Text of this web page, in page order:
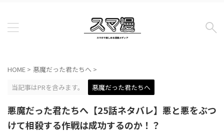
HOME > 悪魔だった君たちへ >
当記事はPRを含みます。
悪魔だった君たちへ
悪魔だった君たちへ【25話ネタバレ】悪と悪をぶつ
けて相殺する作戦は成功するのか！？